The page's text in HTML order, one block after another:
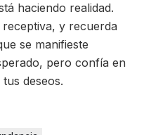
haciendo realidad.
y recuerda
se manifieste
pero confía en
deseos.